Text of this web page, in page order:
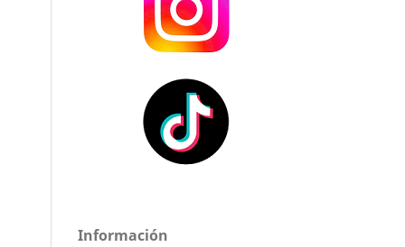
Información